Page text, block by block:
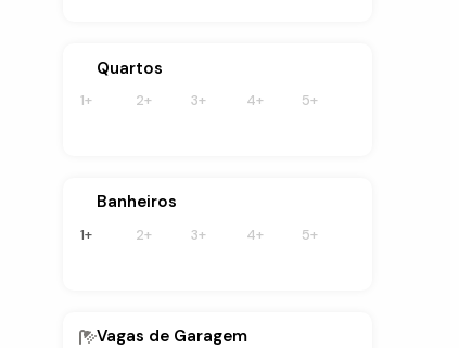
Quartos
1+ 2+ 3+ 4+ 5+
Banheiros
1+ 2+ 3+ 4+ 5+
Vagas de Garagem